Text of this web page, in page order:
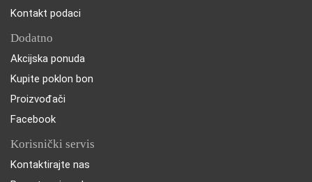
Kontakt podaci
Dodatno
Akcijska ponuda
Kupite poklon bon
Proizvođači
Facebook
Korisnički servis
Kontaktirajte nas